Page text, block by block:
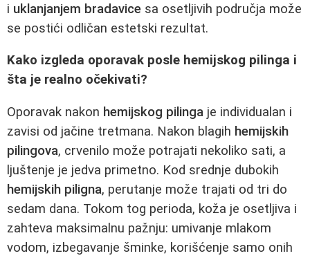
i uklanjanjem bradavice sa osetljivih područja može
se postići odličan estetski rezultat.
Kako izgleda oporavak posle hemijskog pilinga i
šta je realno očekivati?
Oporavak nakon hemijskog pilinga je individualan i
zavisi od jačine tretmana. Nakon blagih hemijskih
pilingova, crvenilo može potrajati nekoliko sati, a
ljuštenje je jedva primetno. Kod srednje dubokih
hemijskih piligna, perutanje može trajati od tri do
sedam dana. Tokom tog perioda, koža je osetljiva i
zahteva maksimalnu pažnju: umivanje mlakom
vodom, izbegavanje šminke, korišćenje samo onih